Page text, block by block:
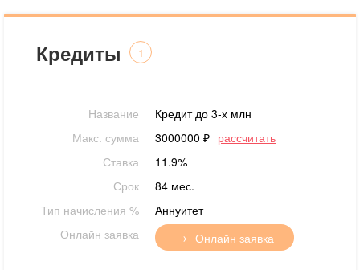
Кредиты 1
Название
Кредит до 3-х млн
Макс. сумма
3000000 ₽ рассчитать
Ставка
11.9%
Срок
84 мес.
Тип начисления %
Аннуитет
Онлайн заявка
Онлайн заявка